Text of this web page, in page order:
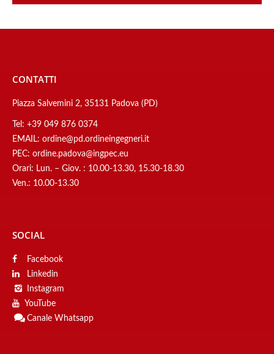
CONTATTI
Piazza Salvemini 2, 35131 Padova (PD)
Tel: +39 049 876 0374
EMAIL: ordine@pd.ordineingegneri.it
PEC: ordine.padova@ingpec.eu
Orari: Lun. – Giov. : 10.00-13.30, 15.30-18.30
Ven.: 10.00-13.30
SOCIAL
Facebook
Linkedin
Instagram
YouTube
Canale Whatsapp